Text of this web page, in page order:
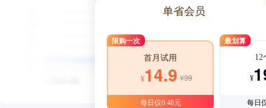
单省会员
限购一次
首月试用
¥14.9 ¥39
每日仅0.48元
最划算
12
¥
每日